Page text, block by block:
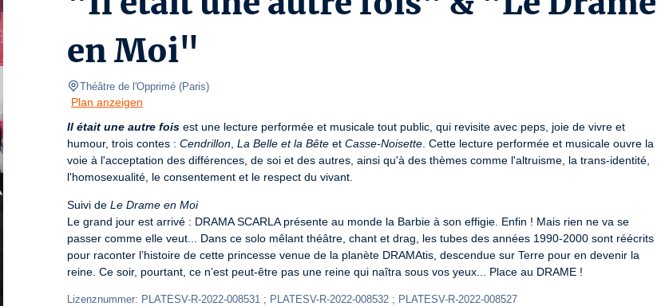
en Moi"
Théâtre de l'Opprimé (Paris)
Plan anzeigen
Il était une autre fois est une lecture performée et musicale tout public, qui revisite avec peps, joie de vivre et
humour, trois contes : Cendrillon La Belle et la Bête et Casse-Noisette . Cette lecture performée et musicale ouvre la
voie à l'acceptation des différences, de soi et des autres, ainsi qu'à des thèmes comme l'altruisme, la trans-identité,
l'homosexualité, le consentement et le respect du vivant.
Suivi de Le Drame en Moi
Le grand jour est arrivé : DRAMA SCARLA présente au monde la Barbie à son effigie. Enfin ! Mais rien ne va se
passer comme elle veut... Dans ce solo mêlant théâtre, chant et drag, les tubes des années 1990-2000 sont réécrits
pour raconter l’histoire de cette princesse venue de la planète DRAMAtis, descendue sur Terre pour en devenir la
reine. Ce soir, pourtant, ce n’est peut-être pas une reine qui naîtra sous vos yeux... Place au DRAME !
Lizenznummer: PLATESV-R-2022-008531 ; PLATESV-R-2022-008532 ; PLATESV-R-2022-008527